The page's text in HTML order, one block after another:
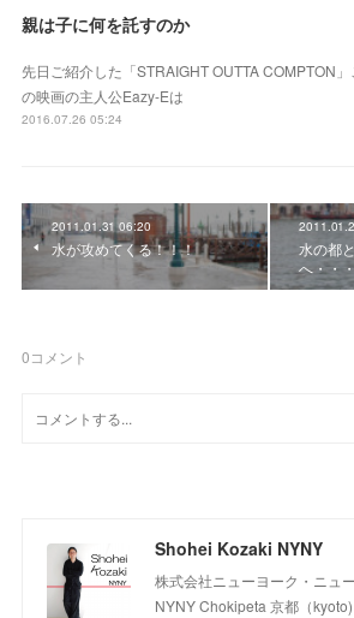
親は子に何を託すのか
先日ご紹介した「STRAIGHT OUTTA COMPTON」
の映画の主人公Eazy-Eは
2016.07.26 05:24
2011.01.31 06:20
水が攻めてくる！！！
水の都
へ・・・
0コメント
Shohei Kozaki NYNY
株式会社ニューヨーク・ニュ
NYNY Chokipeta 京都（